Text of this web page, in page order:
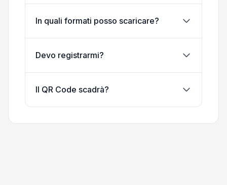
In quali formati posso scaricare?
Devo registrarmi?
Il QR Code scadrà?